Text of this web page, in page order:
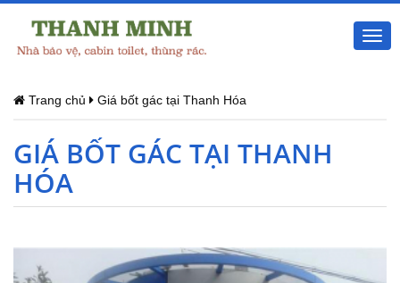
Trang chủ Giá bốt gác tại Thanh Hóa
GIÁ BỐT GÁC TẠI THANH
HÓA